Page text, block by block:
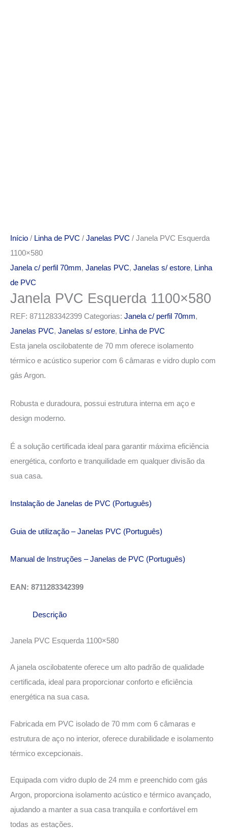
Início / Linha de PVC / Janelas PVC / Janela PVC Esquerda
1100×580
Janela c/ perfil 70mm, Janelas PVC, Janelas s/ estore, Linha
de PVC
Janela PVC Esquerda 1100×580
REF: 8711283342399 Categorias: Janela c/ perfil 70mm,
Janelas PVC, Janelas s/ estore, Linha de PVC
Esta janela oscilobatente de 70 mm oferece isolamento
térmico e acústico superior com 6 câmaras e vidro duplo com
gás Argon.
Robusta e duradoura, possui estrutura interna em aço e
design moderno.
É a solução certificada ideal para garantir máxima eficiência
energética, conforto e tranquilidade em qualquer divisão da
sua casa.
Instalação de Janelas de PVC (Português)
Guia de utilização – Janelas PVC (Português)
Manual de Instruções – Janelas de PVC (Português)
EAN: 8711283342399
Descrição
Janela PVC Esquerda 1100×580
A janela oscilobatente oferece um alto padrão de qualidade
certificada, ideal para proporcionar conforto e eficiência
energética na sua casa.
Fabricada em PVC isolado de 70 mm com 6 câmaras e
estrutura de aço no interior, oferece durabilidade e isolamento
térmico excepcionais.
Equipada com vidro duplo de 24 mm e preenchido com gás
Argon, proporciona isolamento acústico e térmico avançado,
ajudando a manter a sua casa tranquila e confortável em
todas as estações.